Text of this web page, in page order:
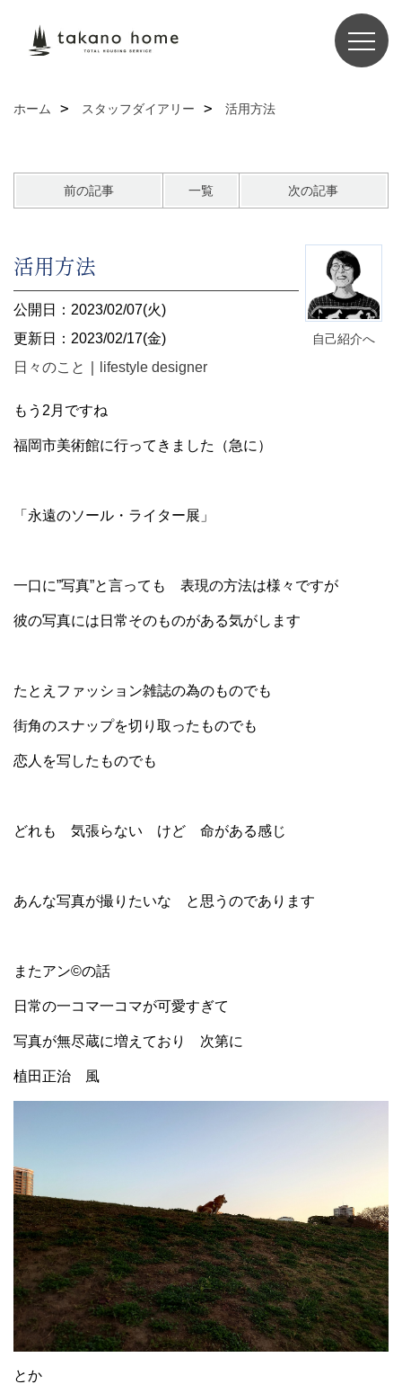
ホーム スタッフダイアリー 活用方法
前の記事 一覧 次の記事
自己紹介へ
活用方法
公開日：2023/02/07(火)
更新日：2023/02/17(金)
日々のこと
lifestyle designer
もう2月ですね
福岡市美術館に行ってきました（急に）
「永遠のソール・ライター展」
一口に”写真”と言っても 表現の方法は様々ですが
彼の写真には日常そのものがある気がします
たとえファッション雑誌の為のものでも
街角のスナップを切り取ったものでも
恋人を写したものでも
どれも 気張らない けど 命がある感じ
あんな写真が撮りたいな と思うのであります
またアン©の話
日常の一コマ一コマが可愛すぎて
写真が無尽蔵に増えており 次第に
植田正治 風
とか